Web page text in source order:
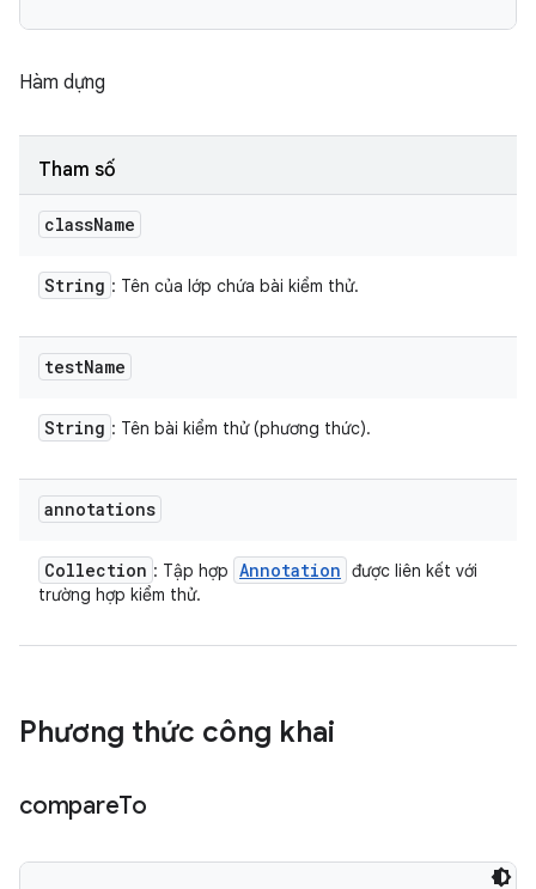
Hàm dựng
Tham số
className
String : Tên của lớp chứa bài kiểm thử.
testName
String : Tên bài kiểm thử (phương thức).
annotations
Collection : Tập hợp Annotation được liên kết với
trường hợp kiểm thử.
Phương thức công khai
compareTo